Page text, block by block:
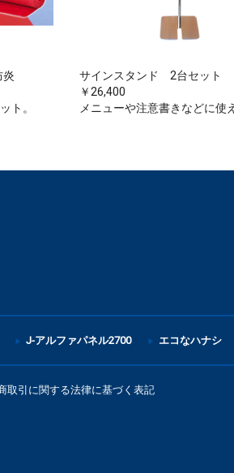
ト。
サインスタンド 2台セット
￥26,400
メニューや注意書きなどに使
J-アルファパネル2700 エコなハナシ
取引に関する法律に基づく表記